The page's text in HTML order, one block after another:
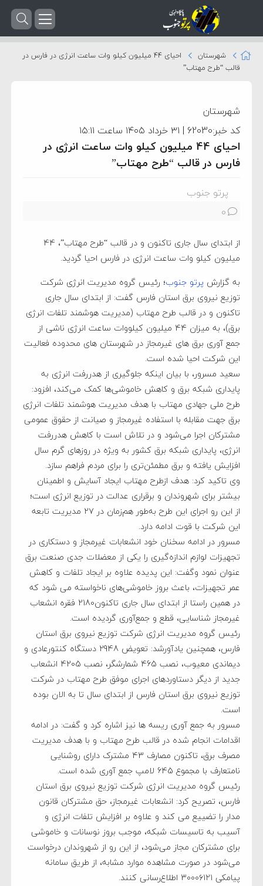
شهرستان
احیای 44 میلیون کیلو وات ساعت انرژی در فارس در
قالب “طرح مهتاب”
شهرستان
کد خبر:62030 | ۳۱ خرداد ۱۴۰۵ ساعت ۱۵:۱۱
احیای 44 میلیون کیلو وات ساعت انرژی در
فارس در قالب “طرح مهتاب”
پرتو جنوب
0
از ابتدای سال جاری تاکنون و در قالب “طرح مهتاب”، 44
میلیون کیلو وات ساعت انرژی در فارس احیا گردید.
به گزارش پرتو جنوب؛ رئیس گروه مدیریت انرژی شرکت
توزیع نیروی برق استان فارس گفت: از ابتدای سال جاری
تاکنون و در قالب طرح مهتاب (مدیریت هوشمند تلفات انرژی
برق)، به میزان 44 میلیون کیلووات ساعت انرژی ناشی از
جمع آوری برق های غیرمجاز در شهرستان های محدوده فعالیت
این شرکت احیا شده است.
سعید مسرور، با بیان اینکه جلوگیری از هدررفت انرژی به
پایداری شبکه برق و کاهش خاموشی‌ها کمک می‌کند، افزود:
طرح ملی جهادی مهتاب با هدف مدیریت هوشمند تلفات انرژی
برق جهت مقابله با استفاده غیرمجاز و صیانت از حقوق عمومی
مشترکان اجرا می‌شود و در تلاش است با کاهش هدررفت
انرژی، پایداری شبکه برق کشور به ویژه در روزهای گرم سال
افزایش یافته و برق مطمئن‌تری را برای مردم فراهم سازد.
وی تاکید کرد: هدف ازطرح مهتاب ایجاد آسایش و اطمینان
بیشتر برای شهروندان و برقراری عدالت در توزیع انرژی است؛
از این رو اجرای این طرح به‌طور هم‌زمان در ۲۷ مدیریت تابعه
این شرکت با قوت ادامه دارد.
مسرور در ادامه سخنان خود انشعابات غیرمجاز و دستکاری در
تجهیزات لوازم اندازه‌گیری را یکی از معضلات جدی صنعت برق
عنوان نمود وگفت: این پدیده علاوه بر ایجاد تلفات و کاهش
عمر تجهیزات، باعث بروز خاموشی‌های ناخواسته می شود که
در همین راستا از ابتدای سال جاری تاکنون2180 فقره انشعاب
غیرمجاز شناسایی، قطع و جمع‌آوری گردیده است.
رئیس گروه مدیریت انرژی شرکت توزیع نیروی برق استان
فارس، همچنین یادآورشد: تعویض 2948 دستگاه کنتورعادی و
دیماندی معیوب، نصب 465 شمارشگر، نصب 4205 انشعاب
جدید از دیگر دستاوردهای اجرای موفق طرح مهتاب در شرکت
توزیع نیروی برق استان فارس از ابتدای سال تا به الان بوده
است.
مسرور به جمع آوری ریسه ها نیز اشاره کرد و گفت: در ادامه
اقدامات انجام شده در قالب طرح مهتاب و با هدف مدیریت
مصرف برق، تاکنون مصارف 43 مشترک دارای روشنایی
نامتعارف با مجموع 645 لامپ جمع آوری شده است.
رئیس گروه مدیریت انرژی شرکت توزیع نیروی برق استان
فارس، تصریح کرد: انشعابات غیرمجاز، حق مشترکان قانون
مدار را تضییع می کند و علاوه بر افزایش تلفات انرژی و
آسیب به تاسیسات شبکه، موجب بروز نوسانات و خاموشی
برای مشترکان مجاز می‌شود، از این رو از شهروندان درخواست
می‌شود در صورت مشاهده موارد مشابه، از طریق سامانه
پیامکی ۳۰۰۰۶۱۲۱ اطلاع‌رسانی کنند.